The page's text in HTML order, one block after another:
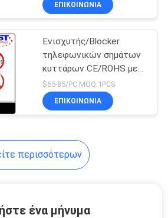
ενισχυτών
ΕΠΙΚΟΙΝΩΝΊΑ
Ενισχυτής/Blocker
τηλεφωνικών σημάτων
κυττάρων CE/ROHS με
Omni - κατευθυντικές
κεραίες
$65-85/PC MOQ:1PCS
ΕΠΙΚΟΙΝΩΝΊΑ
περισσότερων
ένα μήνυμα